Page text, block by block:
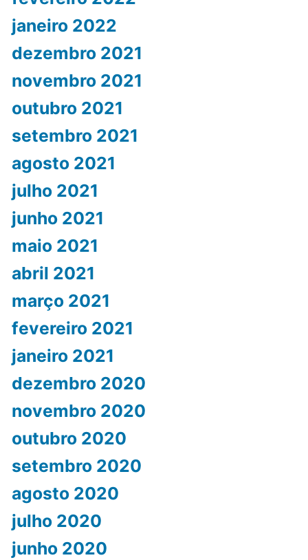
janeiro 2022
dezembro 2021
novembro 2021
outubro 2021
setembro 2021
agosto 2021
julho 2021
junho 2021
maio 2021
abril 2021
março 2021
fevereiro 2021
janeiro 2021
dezembro 2020
novembro 2020
outubro 2020
setembro 2020
agosto 2020
julho 2020
junho 2020